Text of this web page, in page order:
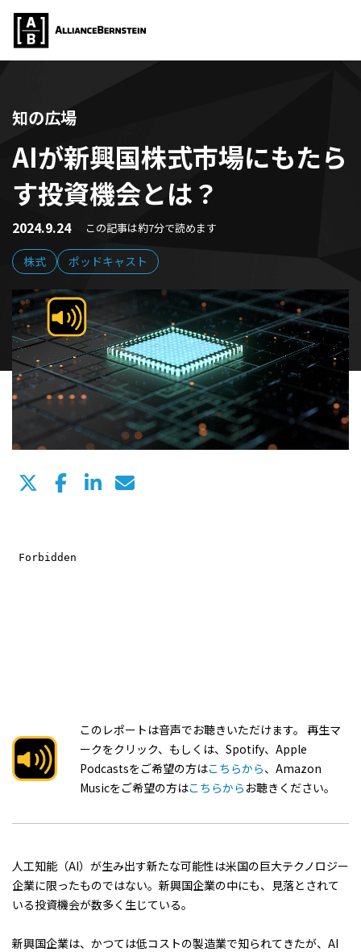
知の広場
AIが新興国株式市場にもたら
す投資機会とは？
2024.9.24 この記事は約7分で読めます
株式 ポッドキャスト
このレポートは音声でお聴きいただけます。 再生マ
ークをクリック、もしくは、Spotify、Apple
Podcastsをご希望の方はこちらから、Amazon
Musicをご希望の方はこちらから お聴きください。
人工知能（AI）が生み出す新たな可能性は米国の巨大テクノロジー
企業に限ったものではない。新興国企業の中にも、見落とされて
いる投資機会が数多く生じている。
新興国企業は、かつては低コストの製造業で知られてきたが、AI